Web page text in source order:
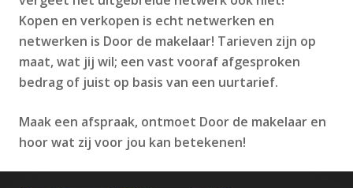
Kopen en verkopen is echt netwerken en
netwerken is Door de makelaar! Tarieven zijn op
maat, wat jij wil; een vast vooraf afgesproken
bedrag of juist op basis van een uurtarief.
Maak een afspraak, ontmoet Door de makelaar en
hoor wat zij voor jou kan betekenen!